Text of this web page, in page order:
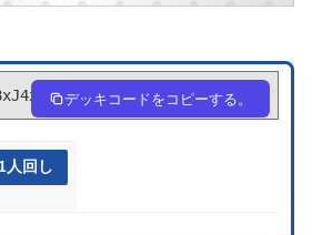
デッキコードをコピーする。
人回し